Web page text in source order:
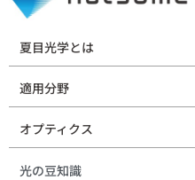
夏目光学とは
適用分野
オプティクス
光の豆知識